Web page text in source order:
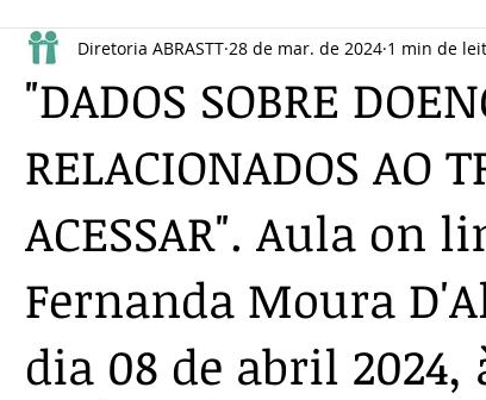
"DADOS SOBRE
RELACIONADOS AO
ACESSAR". Aula on
Fernanda Moura
dia 08 de abril 2024,
Diretoria ABRASTT 28 de mar. de 2024 1 min de